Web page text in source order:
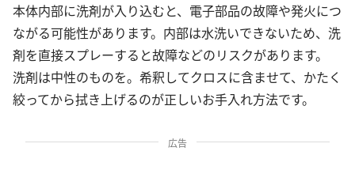
本体内部に洗剤が入り込むと、電子部品の故障や発火につ
ながる可能性があります。内部は水洗いできないため、洗
剤を直接スプレーすると故障などのリスクがあります。
洗剤は中性のものを。希釈してクロスに含ませて、かたく
絞ってから拭き上げるのが正しいお手入れ方法です。
広告